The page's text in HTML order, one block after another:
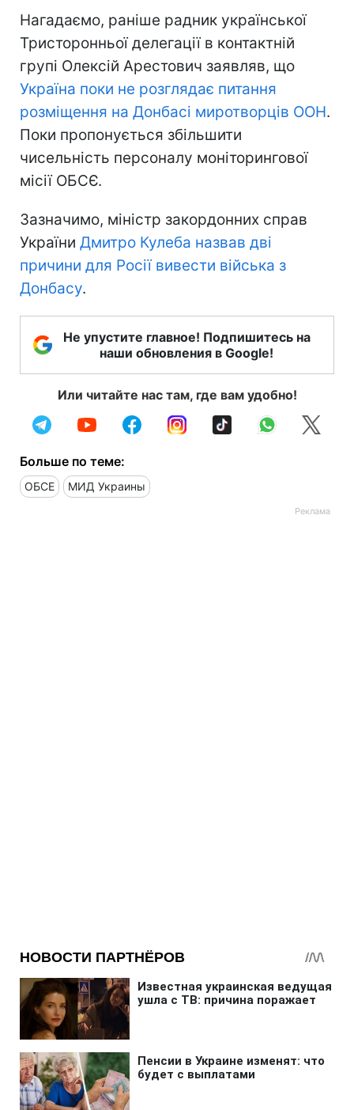
Нагадаємо, раніше радник української
Тристоронньої делегації в контактній
групі Олексій Арестович заявляв, що
Україна поки не розглядає питання
розміщення на Донбасі миротворців ООН.
Поки пропонується збільшити
чисельність персоналу моніторингової
місії ОБСЄ.
Зазначимо, міністр закордонних справ
України Дмитро Кулеба назвав дві
причини для Росії вивести війська з
Донбасу.
Не упустите главное! Подпишитесь на
наши обновления в Google!
Или читайте нас там, где вам удобно!
Больше по теме:
ОБСЕ МИД Украины